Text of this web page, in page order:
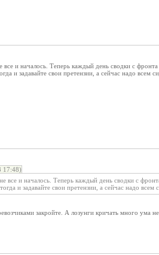
все и началось. Теперь каждый день сводки с
и задавайте свои претензии, а сейчас надо
17:48)
все и началось. Теперь каждый день сводки с
и задавайте свои претензии, а сейчас надо
закройте. А лозунги кричать много ума не